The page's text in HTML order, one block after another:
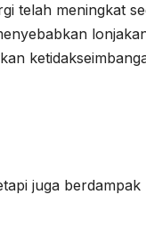
telah meningkat
juga